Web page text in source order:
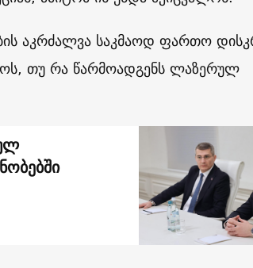
აკრძალვა საკმაოდ ფართო
თუ რა წარმოადგენს ლაზერულ